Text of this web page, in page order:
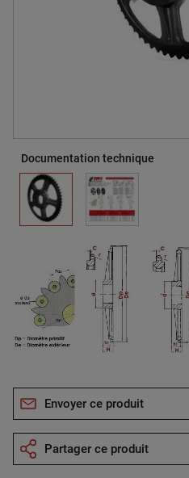
Documentation technique
Envoyer ce produit
Partager ce produit